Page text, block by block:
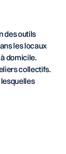
des outils
les locaux
domicile.
collectifs.